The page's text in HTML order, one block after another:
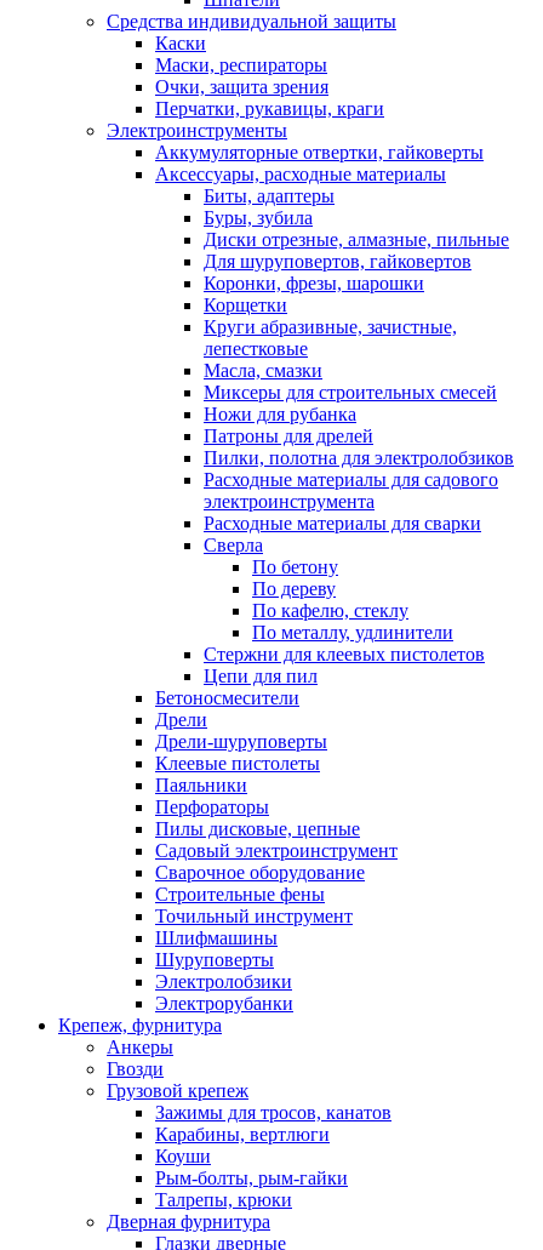
Средства индивидуальной защиты
Каски
Маски, респираторы
Очки, защита зрения
Перчатки, рукавицы, краги
Электроинструменты
Аккумуляторные отвертки, гайковерты
Аксессуары, расходные материалы
Биты, адаптеры
Буры, зубила
Диски отрезные, алмазные, пильные
Для шуруповертов, гайковертов
Коронки, фрезы, шарошки
Корщетки
Круги абразивные, зачистные,
лепестковые
Масла, смазки
Миксеры для строительных смесей
Ножи для рубанка
Патроны для дрелей
Пилки, полотна для электролобзиков
Расходные материалы для садового
электроинструмента
Расходные материалы для сварки
Сверла
По бетону
По дереву
По кафелю, стеклу
По металлу, удлинители
Стержни для клеевых пистолетов
Цепи для пил
Бетоносмесители
Дрели
Дрели-шуруповерты
Клеевые пистолеты
Паяльники
Перфораторы
Пилы дисковые, цепные
Садовый электроинструмент
Сварочное оборудование
Строительные фены
Точильный инструмент
Шлифмашины
Шуруповерты
Электролобзики
Электрорубанки
Крепеж, фурнитура
Анкеры
Гвозди
Грузовой крепеж
Зажимы для тросов, канатов
Карабины, вертлюги
Коуши
Рым-болты, рым-гайки
Талрепы, крюки
Дверная фурнитура
Глазки дверные